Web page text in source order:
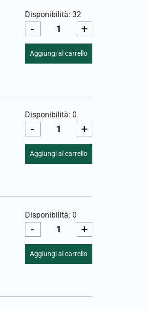
Disponibilità: 32
- +
Aggiungi al carrello
Disponibilità: 0
- +
Aggiungi al carrello
Disponibilità: 0
- +
Aggiungi al carrello